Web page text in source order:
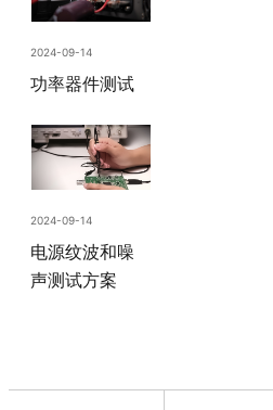
2024-09-14
功率器件测试
2024-09-14
电源纹波和噪
声测试方案